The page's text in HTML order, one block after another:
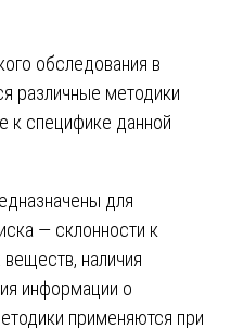
обследования в
различные методики
к специфике данной
для
— склонности к
наличия
информации о
применяются при